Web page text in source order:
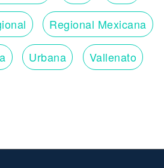
Regional Mexicana
Urbana Vallenato